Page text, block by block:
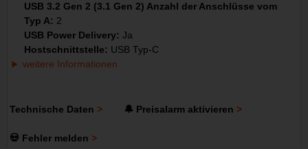
USB 3.2 Gen 2 (3.1 Gen 2) Anzahl der Anschlüsse vom
Typ A: 2
USB Power Delivery: Ja
Hostschnittstelle: USB Typ-C
weitere Informationen
Technische Daten 🔔 Preisalarm aktivieren
💀 Fehler melden